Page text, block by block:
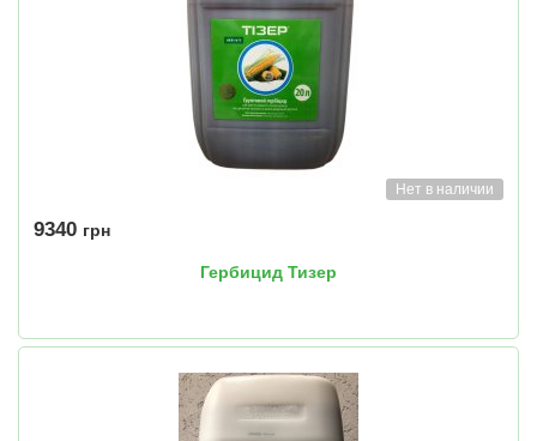
Нет в наличии
9340 грн
Гербицид Тизер